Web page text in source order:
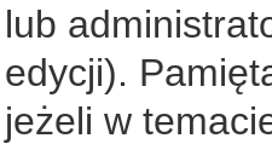
lub
edycji).
jeżeli w